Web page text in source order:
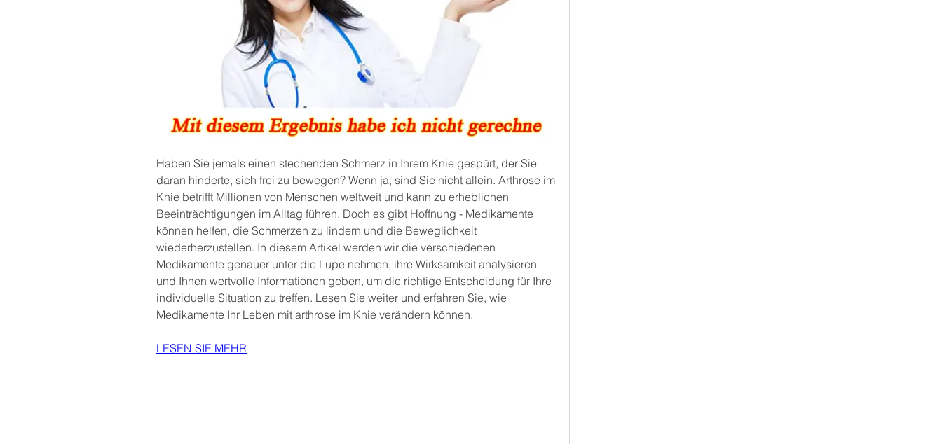
Haben Sie jemals einen stechenden Schmerz in Ihrem Knie gespürt, der Sie
daran hinderte, sich frei zu bewegen? Wenn ja, sind Sie nicht allein. Arthrose im
Knie betrifft Millionen von Menschen weltweit und kann zu erheblichen
Beeinträchtigungen im Alltag führen. Doch es gibt Hoffnung - Medikamente
können helfen, die Schmerzen zu lindern und die Beweglichkeit
wiederherzustellen. In diesem Artikel werden wir die verschiedenen
Medikamente genauer unter die Lupe nehmen, ihre Wirksamkeit analysieren
und Ihnen wertvolle Informationen geben, um die richtige Entscheidung für Ihre
individuelle Situation zu treffen. Lesen Sie weiter und erfahren Sie, wie
Medikamente Ihr Leben mit arthrose im Knie verändern können.
LESEN SIE MEHR